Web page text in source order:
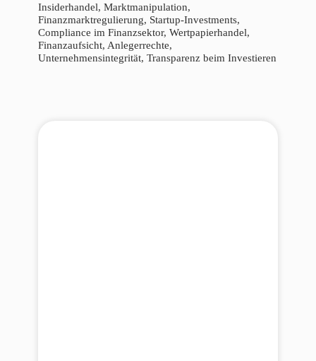
Insiderhandel, Marktmanipulation,
Finanzmarktregulierung, Startup-Investments,
Compliance im Finanzsektor, Wertpapierhandel,
Finanzaufsicht, Anlegerrechte,
Unternehmensintegrität, Transparenz beim Investieren